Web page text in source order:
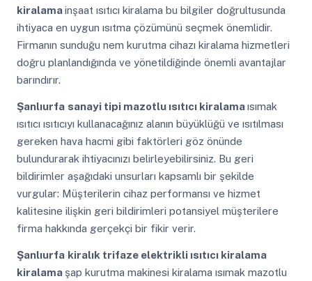
kiralamainşaat ısıtıcı kiralama bu bilgiler doğrultusunda
ihtiyaca en uygun ısıtma çözümünü seçmek önemlidir.
Firmanın sunduğu nem kurutma cihazı kiralama hizmetleri
doğru planlandığında ve yönetildiğinde önemli avantajlar
barındırır.
Şanlıurfa sanayi tipi mazotlu ısıtıcı kiralamaısımak
ısıtıcı ısıtıcıyı kullanacağınız alanın büyüklüğü ve ısıtılması
gereken hava hacmi gibi faktörleri göz önünde
bulundurarak ihtiyacınızı belirleyebilirsiniz. Bu geri
bildirimler aşağıdaki unsurları kapsamlı bir şekilde
vurgular: Müşterilerin cihaz performansı ve hizmet
kalitesine ilişkin geri bildirimleri potansiyel müşterilere
firma hakkında gerçekçi bir fikir verir.
Şanlıurfa kiralık trifaze elektrikli ısıtıcı kiralama
kiralama şap kurutma makinesi kiralama ısımak mazotlu